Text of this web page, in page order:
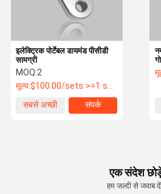
गुणवत्ता नियंत्रण उद्धरण मांगें VR
इलेक्ट्रिक पोर्टेबल डायमंड पीसीडी
सामग्री
MOQ:2
मूल्य:$100.00/sets >=1 sets
सबसे अच्छी
संपर्क
एक संदेश
हम जल्दी से जवाब